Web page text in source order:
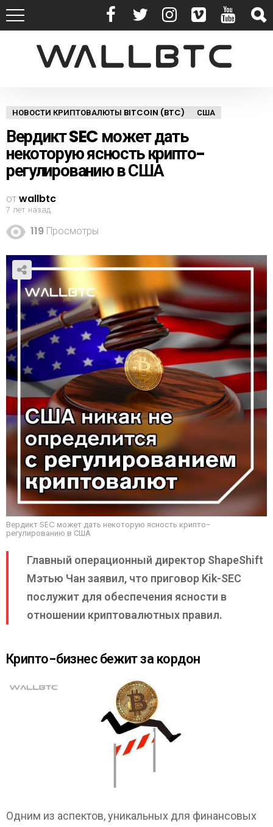
НОВОСТИ КРИПТОВАЛЮТЫ BITCOIN (BTC) США
Вердикт SEC может дать
некоторую ясность крипто-
регулированию в США
отwallbtc
7 лет назад
119 Просмотры
Вердикт SEC может дать некоторую ясность крипто-
регулированию в США
Главный операционный директор ShapeShift
Мэтью Чан заявил, что приговор Kik-SEC
послужит для обеспечения ясности в
отношении криптовалютных правил.
Крипто-бизнес бежит за кордон
Одним из аспектов, уникальных для финансовых